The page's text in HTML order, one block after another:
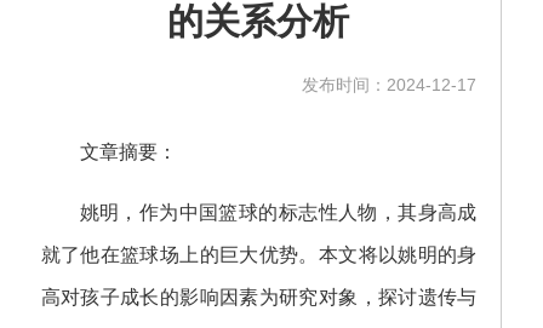
的关系分析
发布时间：2024-12-17
文章摘要：
姚明，作为中国篮球的标志性人物，其身高成
就了他在篮球场上的巨大优势。本文将以姚明的身
高对孩子成长的影响因素为研究对象，探讨遗传与